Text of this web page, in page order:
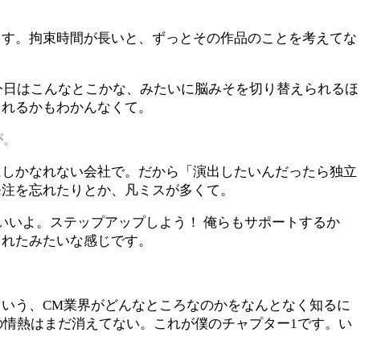
。拘束時間が長いと、ずっとその作品のことを考えてな
はこんなとこかな、みたいに脳みそを切り替えられるほ
るかもわかんなくて。
かなれない会社で。だから「演出したいんだったら独立
を忘れたりとか、凡ミスが多くて。
よ。ステップアップしよう！ 俺らもサポートするか
たみたいな感じです。
う、CM業界がどんなところなのかをなんとなく知るに
熱はまだ消えてない。これが僕のチャプター1です。い